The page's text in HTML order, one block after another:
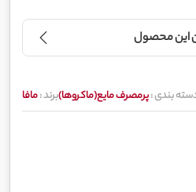
این محصول
بندی :پرمصرف مایع(ماکروها)برند :مافا